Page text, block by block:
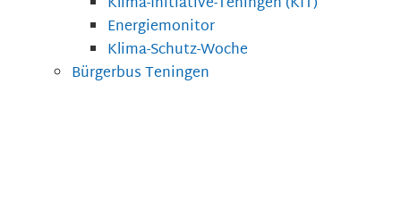
Energiemonitor
Klima-Schutz-Woche
Bürgerbus Teningen